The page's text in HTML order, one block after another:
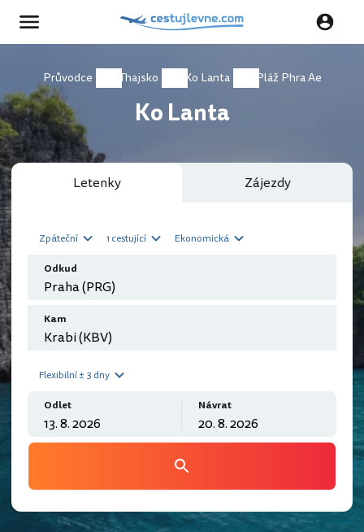
Průvodce Thajsko Ko Lanta Pláž Phra Ae
Ko Lanta
Letenky Zájezdy
Zpáteční 1 cestující Ekonomická
Odkud
Kam
Flexibilní ± 3 dny
Odlet Návrat